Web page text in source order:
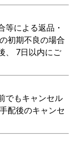
等による返品・
初期不良の場合
、 7日以内にご
でもキャンセル
配後のキャンセ